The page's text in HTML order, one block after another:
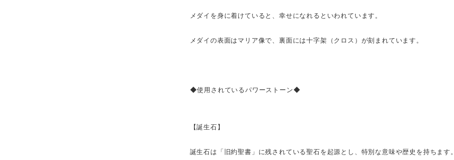
メダイを身に着けていると、幸せになれるといわれています。
メダイの表面はマリア像で、裏面には十字架（クロス）が刻まれています。
◆使用されているパワーストーン◆
【誕生石】
誕生石は「旧約聖書」に残されている聖石を起源とし、特別な意味や歴史を持ちます。